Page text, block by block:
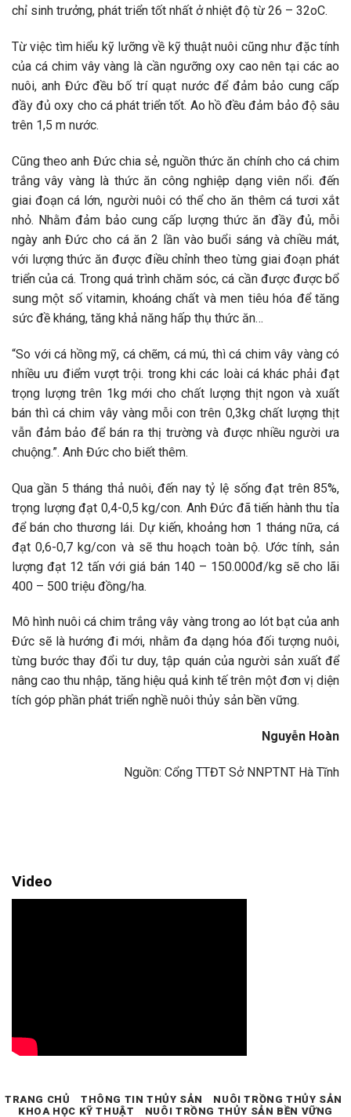
chỉ sinh trưởng, phát triển tốt nhất ở nhiệt độ từ 26 – 32oC.
Từ việc tìm hiểu kỹ lưỡng về kỹ thuật nuôi cũng như đặc tính
của cá chim vây vàng là cần ngưỡng oxy cao nên tại các ao
nuôi, anh Đức đều bố trí quạt nước để đảm bảo cung cấp
đầy đủ oxy cho cá phát triển tốt. Ao hồ đều đảm bảo độ sâu
trên 1,5 m nước.
Cũng theo anh Đức chia sẻ, nguồn thức ăn chính cho cá chim
trắng vây vàng là thức ăn công nghiệp dạng viên nổi. đến
giai đoạn cá lớn, người nuôi có thể cho ăn thêm cá tươi xắt
nhỏ. Nhằm đảm bảo cung cấp lượng thức ăn đầy đủ, mỗi
ngày anh Đức cho cá ăn 2 lần vào buổi sáng và chiều mát,
với lượng thức ăn được điều chỉnh theo từng giai đoạn phát
triển của cá. Trong quá trình chăm sóc, cá cần được được bổ
sung một số vitamin, khoáng chất và men tiêu hóa để tăng
sức đề kháng, tăng khả năng hấp thụ thức ăn…
“So với cá hồng mỹ, cá chẽm, cá mú, thì cá chim vây vàng có
nhiều ưu điểm vượt trội. trong khi các loài cá khác phải đạt
trọng lượng trên 1kg mới cho chất lượng thịt ngon và xuất
bán thì cá chim vây vàng mỗi con trên 0,3kg chất lượng thịt
vẫn đảm bảo để bán ra thị trường và được nhiều người ưa
chuộng.”. Anh Đức cho biết thêm.
Qua gần 5 tháng thả nuôi, đến nay tỷ lệ sống đạt trên 85%,
trọng lượng đạt 0,4-0,5 kg/con. Anh Đức đã tiến hành thu tỉa
để bán cho thương lái. Dự kiến, khoảng hơn 1 tháng nữa, cá
đạt 0,6-0,7 kg/con và sẽ thu hoạch toàn bộ. Ước tính, sản
lượng đạt 12 tấn với giá bán 140 – 150.000đ/kg sẽ cho lãi
400 – 500 triệu đồng/ha.
Mô hình nuôi cá chim trắng vây vàng trong ao lót bạt của anh
Đức sẽ là hướng đi mới, nhằm đa dạng hóa đối tượng nuôi,
từng bước thay đổi tư duy, tập quán của người sản xuất để
nâng cao thu nhập, tăng hiệu quả kinh tế trên một đơn vị diện
tích góp phần phát triển nghề nuôi thủy sản bền vững.
Nguyễn Hoàn
Nguồn: Cổng TTĐT Sở NNPTNT Hà Tĩnh
Video
TRANG CHỦ THÔNG TIN THỦY SẢN
NUÔI TRỒNG THỦY SẢN
KHOA HỌC KỸ THUẬT
NUÔI TRỒNG THỦY SẢN BỀN VỮNG